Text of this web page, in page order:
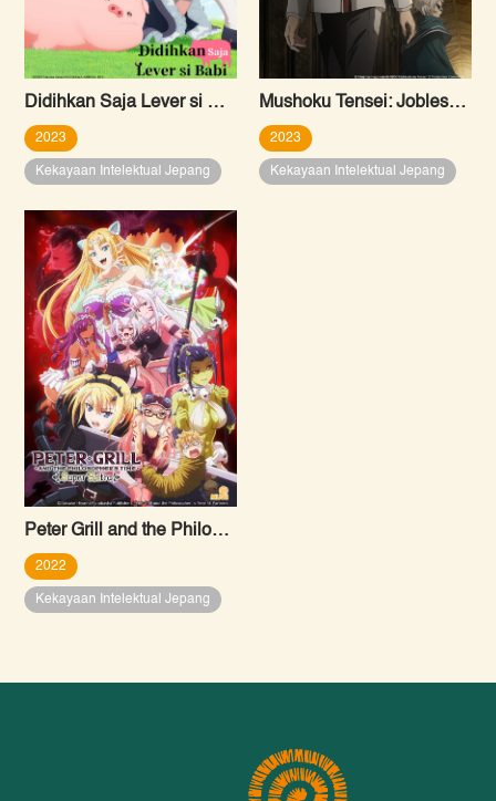
Didihkan Saja Lever si Babi
2023
Kekayaan Intelektual Jepang
Mushoku Tensei: Jobless Reincarnation Season 2
2023
Kekayaan Intelektual Jepang
Peter Grill and the Philosopher’s Time – Super Extra
2022
Kekayaan Intelektual Jepang